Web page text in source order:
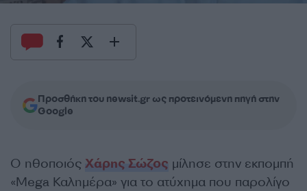
Προσθήκη του newsit.gr ως προτεινόμενη πηγή στην
Google
Ο ηθοποιός Χάρης Σώζος μίλησε στην εκπομπή
«Mega Καλημέρα» για το ατύχημα που παρολίγο